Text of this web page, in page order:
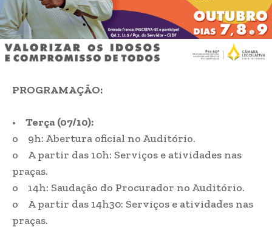
PROGRAMAÇÃO:
• Terça (07/10):
o 9h: Abertura oficial no Auditório.
o A partir das 10h: Serviços e atividades nas
praças.
o 14h: Saudação do Procurador no Auditório.
o A partir das 14h30: Serviços e atividades nas
praças.